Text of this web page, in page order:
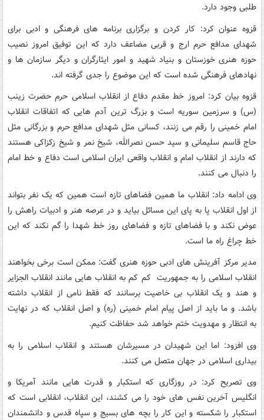
طلبی وجود دارد.
قزوه عنوان کرد: کار کردن و برگزاری برنامه های فرهنگی و ادبی برای
شهدای مدافع حرم ارج و قربی مضاعف دارد که این توفیق امروز نصیب
حوزه هنری خوزستان و بنیاد شهید و امور ایثارگران و دیگر سازمان ها و
نهادهای فرهنگی شده است که این موضوع را جدی گرفته اند.
قزوه بیان کرد: امروز خط مقدم دفاع از انقلاب اسلامی حرم حضرت زینب
(س) و سرزمین سوریه است و بزرگ ترین آدم هایی که اتفاقات انقلاب
امام خمینی را رقم می زنند، کسانی مثل شهدای مدافع حرم و بزرگانی مثل
حاج قاسم سلیمانی و سید حسن نصرالله، شیخ نمر و شیخ زکزاکی هستند
که دارند از انقلاب امام و انقلاب واقعی ایران اسلامی است دفاع و خط امام
را دنبال می کنند.
وی ادامه داد: انقلاب ما همین فضاهای تازه است همین که یک نفر بتواند
از اول انقلاب پا به پای این مسائل بیاید و در عرصه هنر و ادبیات راهش را
عوض نکند و با فضاهای تازه و فضاهای روز خط شهدا را گم نکند که این
خط چراغ راه ما است.
مدیر مرکز آفرینش های ادبی حوزه هنری گفت: ممکن است برخی بخواهند
انقلاب اسلامی را به جمهوریت کم کم به انقلاب هایی مانند انقلاب الجزایر
و هند و یک انقلاب بی خاصیت برسانند که فقط نامی از انقلاب داشته
باشد. و ما باید از اصل پیام امام خمینی (ره) و اصل انقلاب که در نهایت
به انتظار و مهدویت ختم خواهد شد حفاظت کنیم.
وی افزود: اما این شهیدان در مسیرشان هستند و انقلاب اسلامی را به
بیداری اسلامی در جهان متصل می کنند.
وی تصریح کرد: در روزگاری که استکبار و قدرت هایی مانند آمریکا و
انگلیس آخرین نفس های خود را می کشند، این انقلاب، انقلابی است که
استکبار را شکسته و این کار را بچه های بسیج و سپاه قدس و دانشمندان